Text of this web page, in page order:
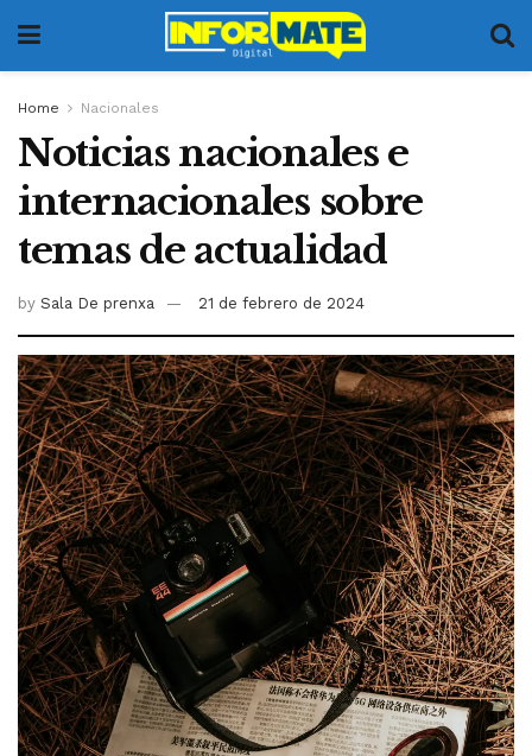
Home Nacionales
Noticias nacionales e
internacionales sobre
temas de actualidad
by Sala De prenxa 21 de febrero de 2024